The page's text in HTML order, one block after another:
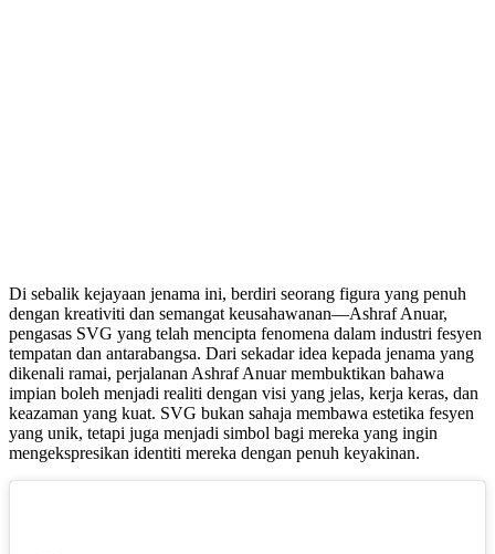
Di sebalik kejayaan jenama ini, berdiri seorang figura yang penuh
dengan kreativiti dan semangat keusahawanan—Ashraf Anuar,
pengasas SVG yang telah mencipta fenomena dalam industri fesyen
tempatan dan antarabangsa. Dari sekadar idea kepada jenama yang
dikenali ramai, perjalanan Ashraf Anuar membuktikan bahawa
impian boleh menjadi realiti dengan visi yang jelas, kerja keras, dan
keazaman yang kuat. SVG bukan sahaja membawa estetika fesyen
yang unik, tetapi juga menjadi simbol bagi mereka yang ingin
mengekspresikan identiti mereka dengan penuh keyakinan.